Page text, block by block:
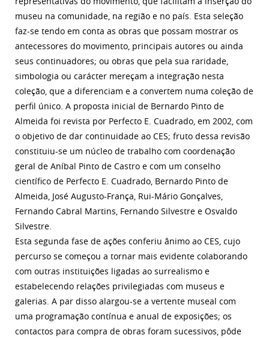
museu na comunidade, na região e no país. Esta seleção
faz-se tendo em conta as obras que possam mostrar os
antecessores do movimento, principais autores ou ainda
seus continuadores; ou obras que pela sua raridade,
simbologia ou carácter mereçam a integração nesta
coleção, que a diferenciam e a convertem numa coleção de
perfil único. A proposta inicial de Bernardo Pinto de
Almeida foi revista por Perfecto E. Cuadrado, em 2002, com
o objetivo de dar continuidade ao CES; fruto dessa revisão
constituiu-se um núcleo de trabalho com coordenação
geral de Aníbal Pinto de Castro e com um conselho
científico de Perfecto E. Cuadrado, Bernardo Pinto de
Almeida, José Augusto-França, Rui-Mário Gonçalves,
Fernando Cabral Martins, Fernando Silvestre e Osvaldo
Silvestre.
Esta segunda fase de ações conferiu ânimo ao CES, cujo
percurso se começou a tornar mais evidente colaborando
com outras instituições ligadas ao surrealismo e
estabelecendo relações privilegiadas com museus e
galerias. A par disso alargou-se a vertente museal com
uma programação contínua e anual de exposições; os
contactos para compra de obras foram sucessivos, pôde